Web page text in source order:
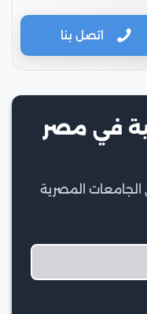
اتصل بنا
في مصر
المصرية